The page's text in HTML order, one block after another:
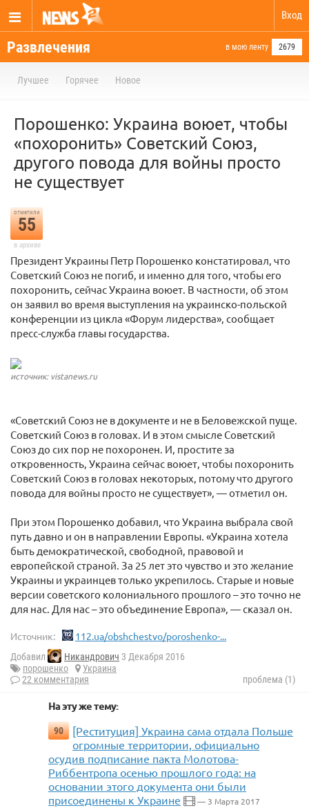
Вход
Развлечения в мою ленту 2679
Лучшее Горячее Новое
Порошенко: Украина воюет, чтобы
«похоронить» Советский Союз,
другого повода для войны просто
не существует
отметили
55
в архиве
Президент Украины Петр Порошенко констатировал, что
Советский Союз не погиб, и именно для того, чтобы его
похоронить, сейчас Украина воюет. В частности, об этом
он заявил во время выступления на украинско-польской
конференции из цикла «Форум лидерства», сообщает
пресс-служба главы государства.
источник: vistanews.ru
«Советский Союз не в документе и не в Беловежской пуще.
Советский Союз в головах. И в этом смысле Советский
Союз до сих пор не похоронен. И, простите за
откровенность, Украина сейчас воюет, чтобы похоронить
Советский Союз в головах некоторых, потому что другого
повода для войны просто не существует», — отметил он.
При этом Порошенко добавил, что Украина выбрала свой
путь давно и он в направлении Европы. «Украина хотела
быть демократической, свободной, правовой и
европейской страной. За 25 лет это чувство и это желание
Украины и украинцев только укрепилось. Старые и новые
версии советского колониального прошлого – это точно не
для нас. Для нас – это объединение Европа», — сказал он.
Источник: 112.ua/obshchestvo/poroshenko-...
Добавил Никандрович 3 Декабря 2016
порошенко
Украина
22 комментария
проблема (1)
На эту же тему:
90
[Реституция] Украина сама отдала Польше
огромные территории, официально
осудив подписание пакта Молотова-
Риббентропа осенью прошлого года: на
основании этого документа они были
присоединены к Украине
— 3 Марта 2017